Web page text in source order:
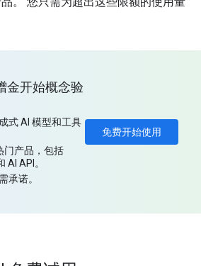
免费开始使用
金开始概念验
式 AI 模型和工具
门产品，包括
AI API。
承诺。